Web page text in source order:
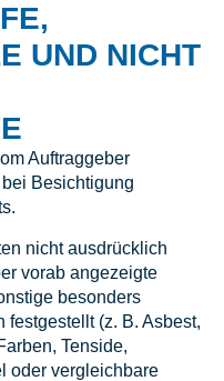
UND NICHT
Auftraggeber
Besichtigung
nicht ausdrücklich
vorab angezeigte
besonders
(z. B. Asbest,
Tenside,
oder vergleichbare